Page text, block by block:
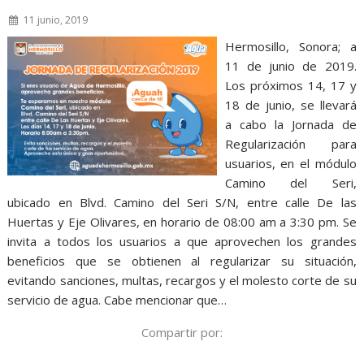
11 junio, 2019
Hermosillo, Sonora; a
11 de junio de 2019.
Los próximos 14, 17 y
18 de junio, se llevará
a cabo la Jornada de
Regularización para
usuarios, en el módulo
Camino del Seri,
ubicado en Blvd. Camino del Seri S/N, entre calle De las
Huertas y Eje Olivares, en horario de 08:00 am a 3:30 pm. Se
invita a todos los usuarios a que aprovechen los grandes
beneficios que se obtienen al regularizar su situación,
evitando sanciones, multas, recargos y el molesto corte de su
servicio de agua. Cabe mencionar que…
Compartir por: